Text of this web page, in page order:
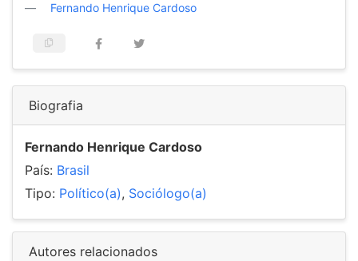
Fernando Henrique Cardoso
Biografia
Fernando Henrique Cardoso
País: Brasil
Tipo: Político(a), Sociólogo(a)
Autores relacionados